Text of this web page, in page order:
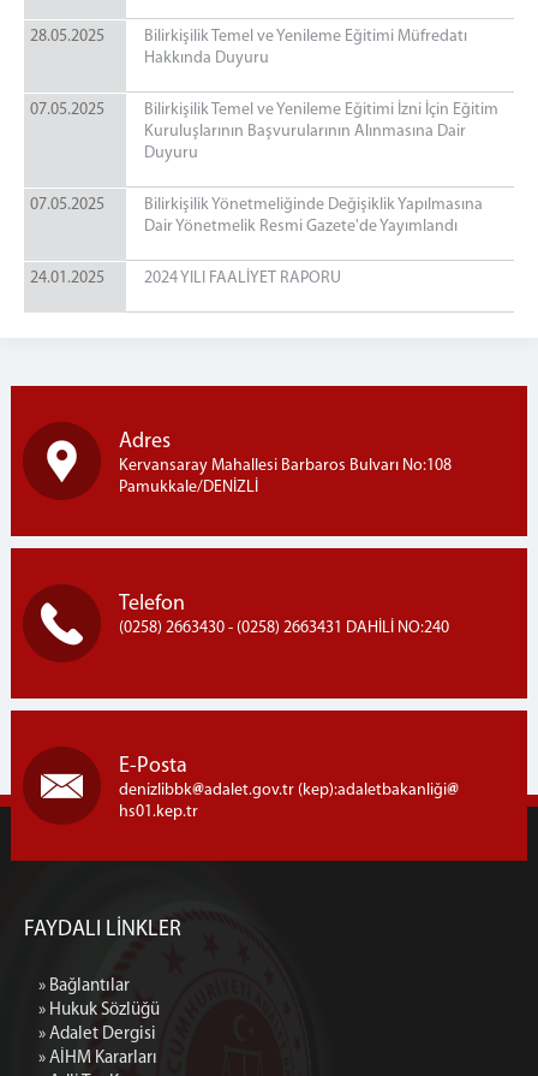
28.05.2025
Bilirkişilik Temel ve Yenileme Eğitimi Müfredatı
Hakkında Duyuru
07.05.2025
Bilirkişilik Temel ve Yenileme Eğitimi İzni İçin Eğitim
Kuruluşlarının Başvurularının Alınmasına Dair
Duyuru
07.05.2025
Bilirkişilik Yönetmeliğinde Değişiklik Yapılmasına
Dair Yönetmelik Resmi Gazete'de Yayımlandı
24.01.2025 2024 YILI FAALİYET RAPORU
Adres
Kervansaray Mahallesi Barbaros Bulvarı No:108
Pamukkale/DENİZLİ
Telefon
(0258) 2663430 - (0258) 2663431 DAHİLİ NO:240
E-Posta
denizlibbk
adalet.gov.tr (kep):adaletbakanliği
hs01.kep.tr
FAYDALI LİNKLER
» Bağlantılar
» Hukuk Sözlüğü
» Adalet Dergisi
» AİHM Kararları